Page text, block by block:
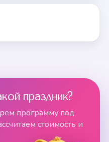
праздник?
программу под
стоимость и